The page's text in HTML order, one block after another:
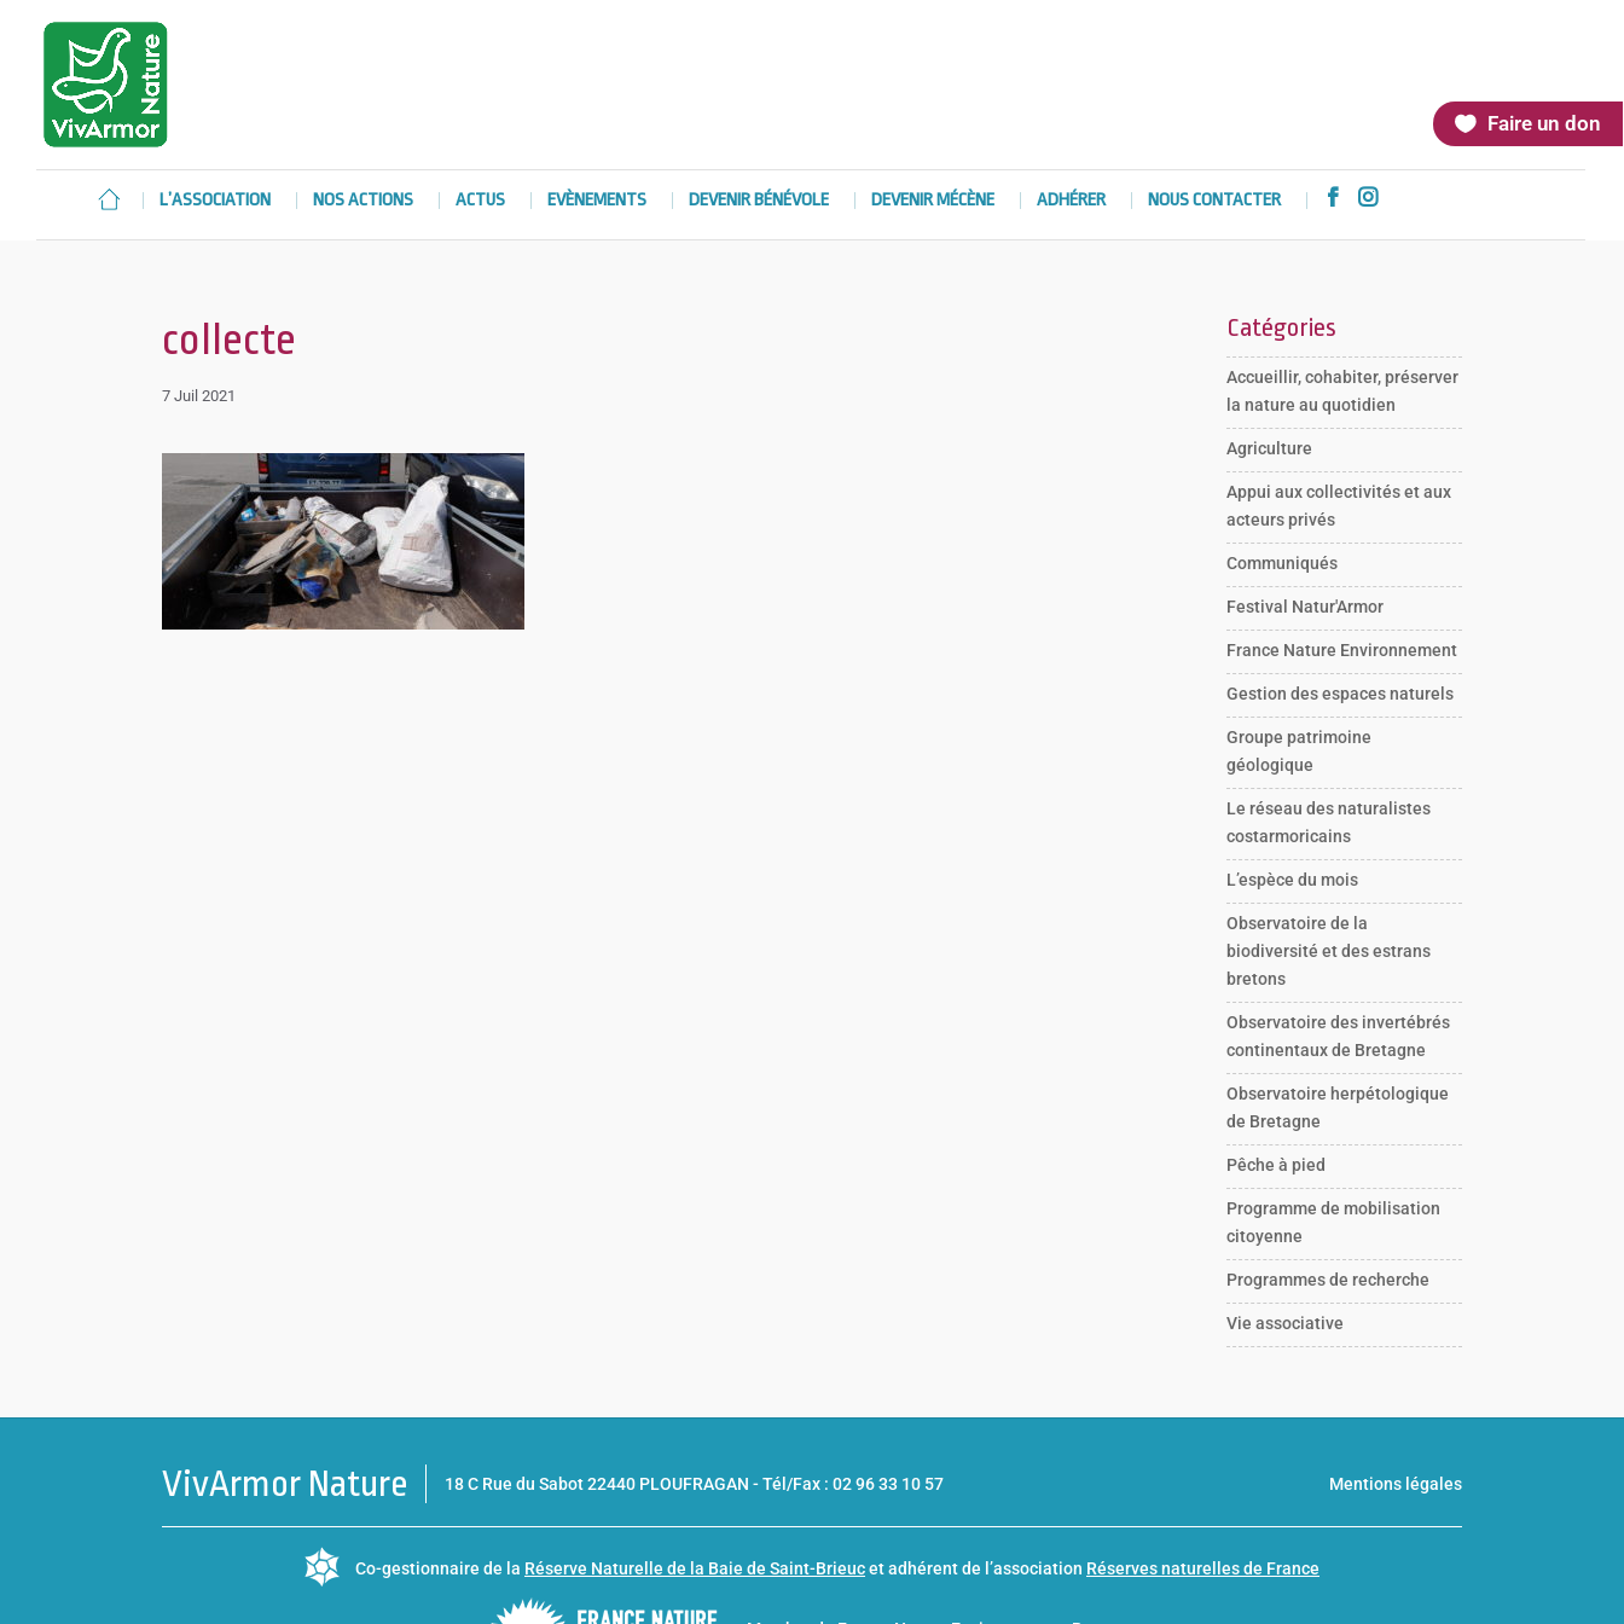
Faire un don
L’ASSOCIATION NOS ACTIONS ACTUS EVÈNEMENTS DEVENIR BÉNÉVOLE DEVENIR MÉCÈNE ADHÉRER NOUS CONTACTER  
collecte
7 Juil 2021
Catégories
Accueillir, cohabiter, préserver
la nature au quotidien
Agriculture
Appui aux collectivités et aux
acteurs privés
Communiqués
Festival Natur'Armor
France Nature Environnement
Gestion des espaces naturels
Groupe patrimoine
géologique
Le réseau des naturalistes
costarmoricains
L’espèce du mois
Observatoire de la
biodiversité et des estrans
bretons
Observatoire des invertébrés
continentaux de Bretagne
Observatoire herpétologique
de Bretagne
Pêche à pied
Programme de mobilisation
citoyenne
Programmes de recherche
Vie associative
VivArmor Nature 18 C Rue du Sabot 22440 PLOUFRAGAN -Tél/Fax : 02 96 33 10 57 Mentions légales
Co-gestionnaire de la Réserve Naturelle de la Baie de Saint-Brieucet adhérent de l’association Réserves naturelles de France